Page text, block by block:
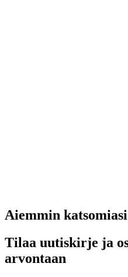
Aiemmin
Tilaa uutiskirje ja
arvontaan